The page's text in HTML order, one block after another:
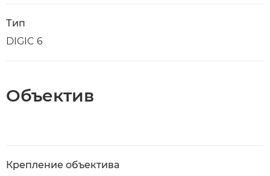
Тип
DIGIC 6
Объектив
Крепление объектива